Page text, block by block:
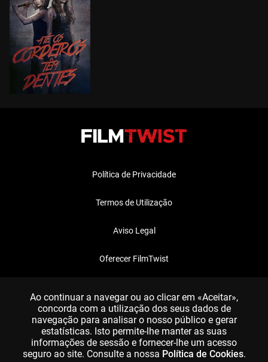
Política de Privacidade
Termos de Utilização
Aviso Legal
Oferecer FilmTwist
Ao continuar a navegar ou ao clicar em «Aceitar»,
concorda com a utilização dos seus dados de
navegação para analisar o nosso público e gerar
estatísticas. Isto permite-lhe manter as suas
informações de sessão e fornecer-lhe um acesso
seguro ao site. Consulte a nossa Política de Cookies.